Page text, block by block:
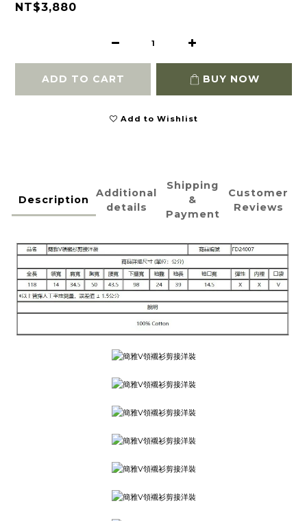
NT$3,880
ADD TO CART BUY NOW
Add to Wishlist
Description
Additional
details
Shipping
&
Payment
Customer
Reviews